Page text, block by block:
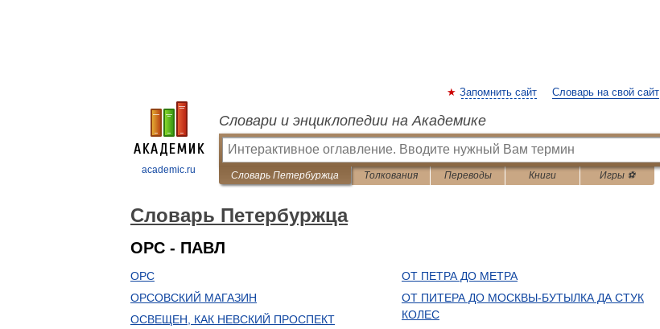
academic.ru
Запомнить сайт Словарь на свой сайт
Словари и энциклопедии на Академике
Словарь Петербуржца Толкования Переводы Книги Игры ⚽
Словарь Петербуржца
ОРС - ПАВЛ
ОРС
ОРСОВСКИЙ МАГАЗИН
ОСВЕЩЕН, КАК НЕВСКИЙ ПРОСПЕКТ
ОТ ПЕТРА ДО МЕТРА
ОТ ПИТЕРА ДО МОСКВЫ-БУТЫЛКА ДА СТУК
КОЛЕС